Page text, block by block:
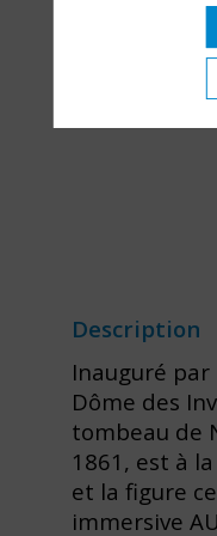
Description
Inauguré par
Dôme des
tombeau de
1861, est à
et la figure
immersive